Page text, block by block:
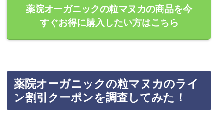
薬院オーガニックの粒マヌカの商品を今
すぐお得に購入したい方はこちら
薬院オーガニックの粒マヌカのライ
ン割引クーポンを調査してみた！